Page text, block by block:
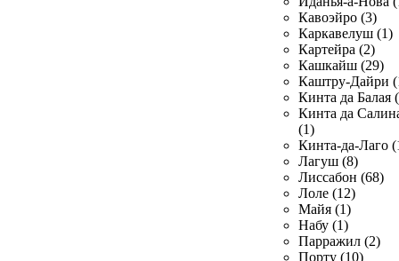
Кавоэйро (3)
Каркавелуш (1)
Картейра (2)
Кашкайш (29)
Каштру-Дайри
Кинта да Балая
Кинта да
(1)
Кинта-да-Лаго
Лагуш (8)
Лиссабон (68)
Лоле (12)
Майя (1)
Набу (1)
Парражил (2)
Порту (10)